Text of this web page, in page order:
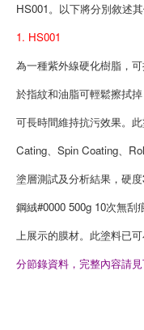
HS001。以下將分別敘述其
1. HS001
為一種紫外線硬化樹脂，
於指紋和油脂可輕鬆擦拭
可長時間維持抗污效果。
Cating、Spin Coating、
塗層測試及分析結果，硬
鋼絨#0000 500g 10次無刮
上展示的膜材。此塗料已
分節錄資料，完整內容請見